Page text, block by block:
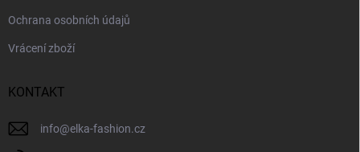
Ochrana osobních údajů
Vrácení zboží
KONTAKT
info@elka-fashion.cz